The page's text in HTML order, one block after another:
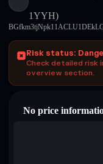
1YYH)
Risk status:
Check detailed risk
overview section.
No price